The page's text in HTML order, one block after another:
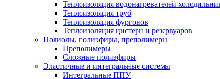
Теплоизоляция водонагревателей
Теплоизоляция труб
Теплоизоляция фургонов
Теплоизоляция цистерн и резервуаров
Полиолы, полиэфиры, преполимеры
Преполимеры
Сложные полиэфиры
Эластичные и интегральные системы
Интегральные ППУ